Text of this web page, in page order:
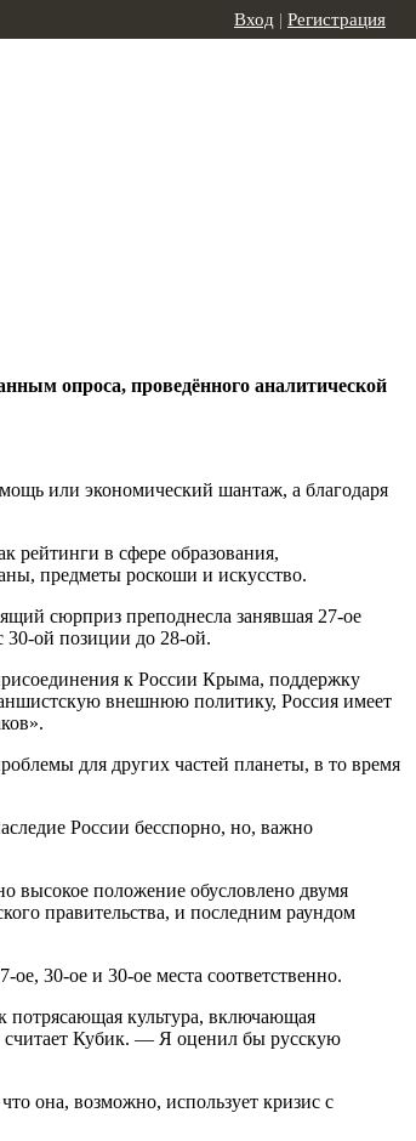
Вход | Регистрация
опроса, проведённого аналитической
или экономический шантаж, а благодаря
рейтинги в сфере образования,
предметы роскоши и искусство.
сюрприз преподнесла занявшая 27-ое
30-ой позиции до 28-ой.
к России Крыма, поддержку
внешнюю политику, Россия имеет
для других частей планеты, в то время
России бесспорно, но, важно
высокое положение обусловлено двумя
правительства, и последним раундом
30-ое и 30-ое места соответственно.
потрясающая культура, включающая
считает Кубик. — Я оценил бы русскую
она, возможно, использует кризис с